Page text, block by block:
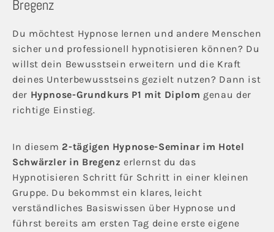
Bregenz
Du möchtest Hypnose lernen und andere Menschen
sicher und professionell hypnotisieren können? Du
willst dein Bewusstsein erweitern und die Kraft
deines Unterbewusstseins gezielt nutzen? Dann ist
der Hypnose-Grundkurs P1 mit Diplom genau der
richtige Einstieg.
In diesem 2-tägigen Hypnose-Seminar im Hotel
Schwärzler in Bregenz erlernst du das
Hypnotisieren Schritt für Schritt in einer kleinen
Gruppe. Du bekommst ein klares, leicht
verständliches Basiswissen über Hypnose und
führst bereits am ersten Tag deine erste eigene